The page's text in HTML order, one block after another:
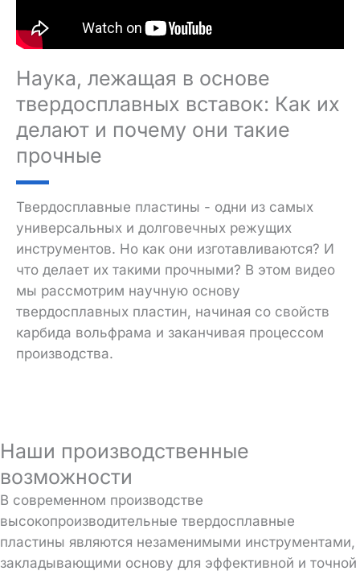
Наука, лежащая в основе
твердосплавных вставок: Как их
делают и почему они такие
прочные
Твердосплавные пластины - одни из самых
универсальных и долговечных режущих
инструментов. Но как они изготавливаются? И
что делает их такими прочными? В этом видео
мы рассмотрим научную основу
твердосплавных пластин, начиная со свойств
карбида вольфрама и заканчивая процессом
производства.
Наши производственные
возможности
В современном производстве
высокопроизводительные твердосплавные
пластины являются незаменимыми инструментами,
закладывающими основу для эффективной и точной